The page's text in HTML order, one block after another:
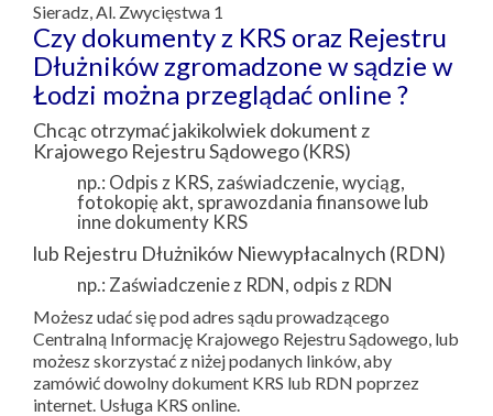
Sieradz, Al. Zwycięstwa 1
Czy dokumenty z KRS oraz Rejestru
Dłużników zgromadzone w sądzie w
Łodzi można przeglądać online ?
Chcąc otrzymać jakikolwiek dokument z
Krajowego Rejestru Sądowego (KRS)
np.: Odpis z KRS, zaświadczenie, wyciąg,
fotokopię akt, sprawozdania finansowe lub
inne dokumenty KRS
lub Rejestru Dłużników Niewypłacalnych (RDN)
np.: Zaświadczenie z RDN, odpis z RDN
Możesz udać się pod adres sądu prowadzącego
Centralną Informację Krajowego Rejestru Sądowego, lub
możesz skorzystać z niżej podanych linków, aby
zamówić dowolny dokument KRS lub RDN poprzez
internet. Usługa KRS online.